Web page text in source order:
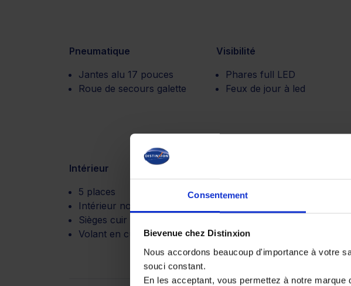
Consentement
Bievenue chez Distinxion
Nous accordons beaucoup d'importance à votre
souci constant.
En les acceptant, vous permettez à notre
Pneumatique
Jantes alu 17 pouces
Roue de secours galette
Visibilité
Phares full LED
Feux de jour à led
Intérieur
5 places
Intérieur noir
Sièges cuir / tissu
Volant en cuir multifonction
Boite de vitesses